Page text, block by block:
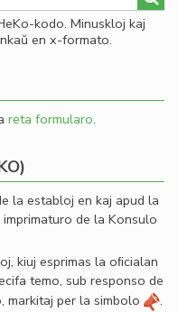
kodo. Minuskloj kaj
en x-formato.
reta formularo.
la establoj en kaj apud la
de la Konsulo
kiuj esprimas la oﬁcialan
temo, sub responso de
markitaj per la simbolo
.